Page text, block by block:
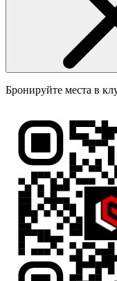
Бронируйте места в